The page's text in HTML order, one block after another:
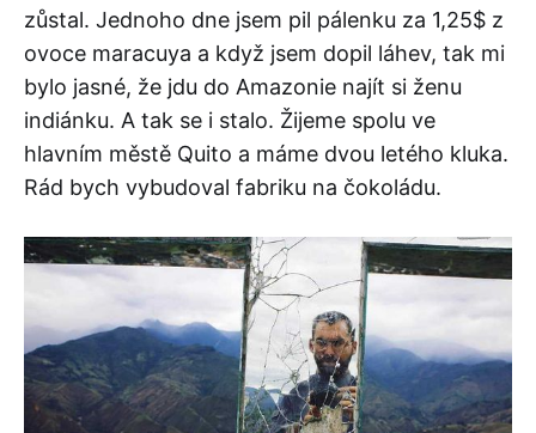
zůstal. Jednoho dne jsem pil pálenku za 1,25$ z
ovoce maracuya a když jsem dopil láhev, tak mi
bylo jasné, že jdu do Amazonie najít si ženu
indiánku. A tak se i stalo. Žijeme spolu ve
hlavním městě Quito a máme dvou letého kluka.
Rád bych vybudoval fabriku na čokoládu.